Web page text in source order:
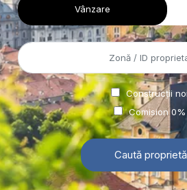
Vânzare
Construcții noi
Comision 0%